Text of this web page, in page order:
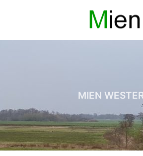
inhoud
MIEN